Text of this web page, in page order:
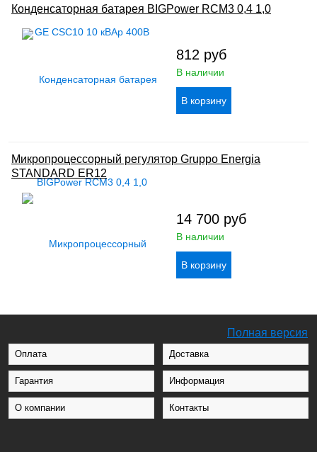
Конденсаторная батарея BIGPower RCM3 0,4 1,0
812 руб
В наличии
Микропроцессорный регулятор Gruppo Energia
STANDARD ER12
14 700 руб
В наличии
Полная версия
Оплата Доставка
Гарантия Информация
О компании Контакты